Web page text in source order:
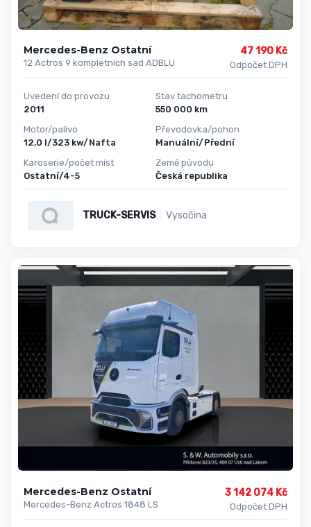
Mercedes-Benz Ostatní
12 Actros 9 kompletních sad ADBLU
47 190 Kč
Odpočet DPH
Uvedení do provozu
2011
Motor/palivo
12,0 l/323 kw/Nafta
Karoserie/počet míst
Ostatní/4-5
Stav tachometru
550 000 km
Převodovka/pohon
Manuální/Přední
Země původu
Česká republika
TRUCK-SERVIS Vysočina
Mercedes-Benz Ostatní
Mercedes-Benz Actros 1848 LS
3 142 074 Kč
Odpočet DPH